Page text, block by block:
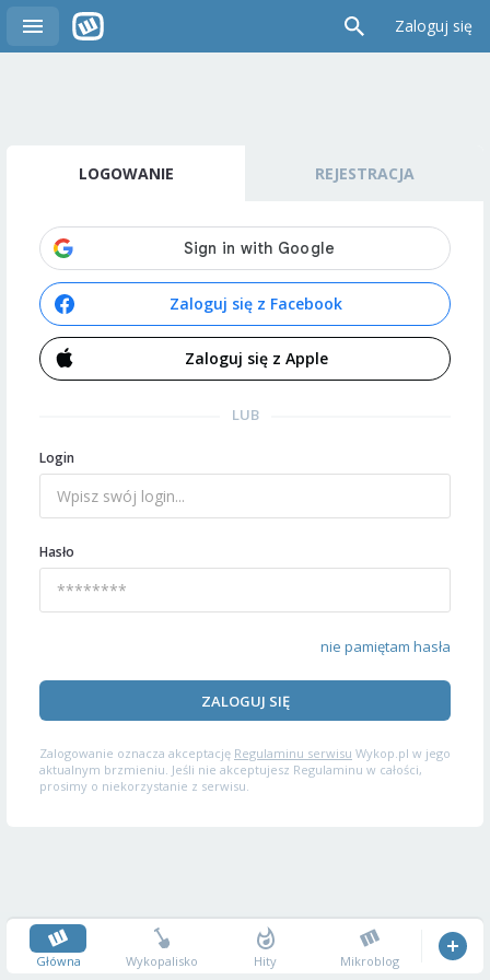
Zaloguj się
LOGOWANIE REJESTRACJA
Zaloguj się z Facebook
Zaloguj się z Apple
LUB
Login
Hasło
nie pamiętam hasła
ZALOGUJ SIĘ
Zalogowanie oznacza akceptację Regulaminu serwisu Wykop.pl w jego
aktualnym brzmieniu. Jeśli nie akceptujesz Regulaminu w całości,
prosimy o niekorzystanie z serwisu.
Główna Wykopalisko Hity Mikroblog